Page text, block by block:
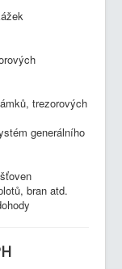
trezorových
generálního
bran atd.